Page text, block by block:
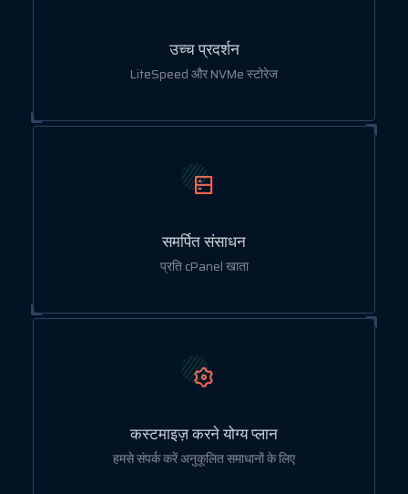
उच्च प्रदर्शन
LiteSpeed और NVMe स्टोरेज
समर्पित संसाधन
प्रति cPanel खाता
कस्टमाइज़ करने योग्य प्लान
हमसे संपर्क करें अनुकूलित समाधानों के लिए